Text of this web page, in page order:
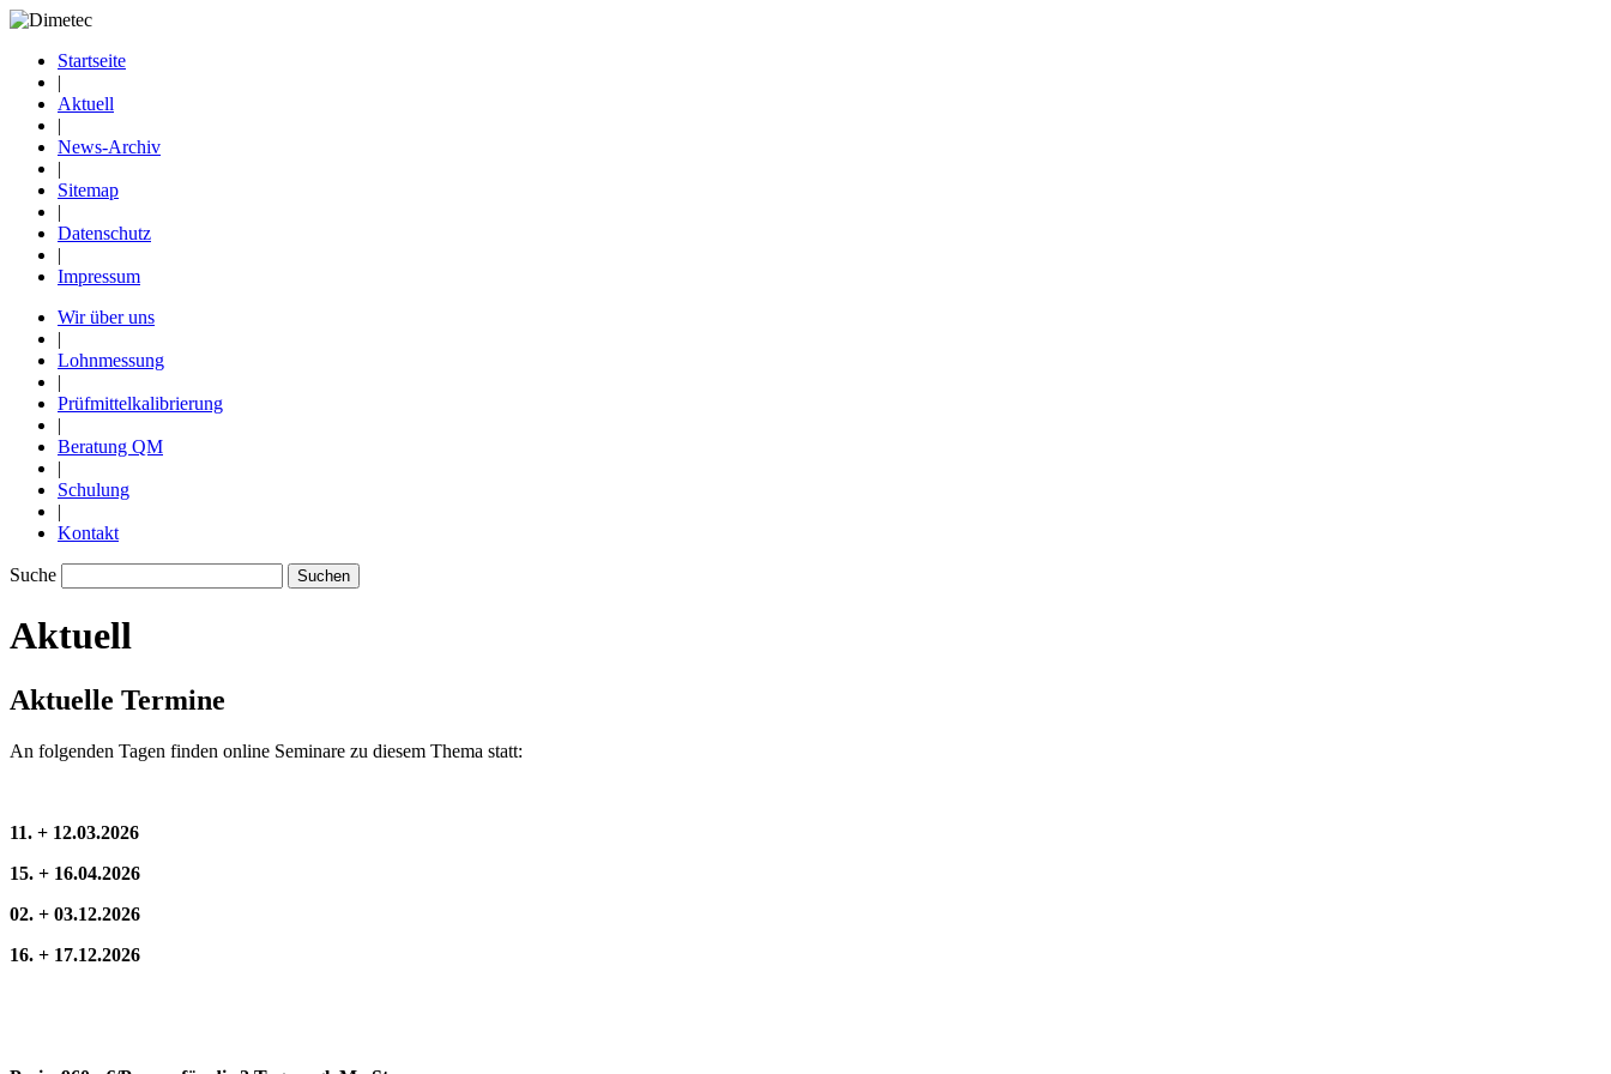
Startseite
|
Aktuell
|
News-Archiv
|
Sitemap
|
Datenschutz
|
Impressum
Wir über uns
|
Lohnmessung
|
Prüfmittelkalibrierung
|
Beratung QM
|
Schulung
|
Kontakt
Suche
Aktuell
Aktuelle Termine
An folgenden Tagen finden online Seminare zu diesem Thema statt:
11. + 12.03.2026
15. + 16.04.2026
02. + 03.12.2026
16. + 17.12.2026